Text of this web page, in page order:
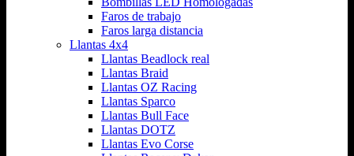
Faros de trabajo
Faros larga distancia
Llantas 4x4
Llantas Beadlock real
Llantas Braid
Llantas OZ Racing
Llantas Sparco
Llantas Bull Face
Llantas DOTZ
Llantas Evo Corse